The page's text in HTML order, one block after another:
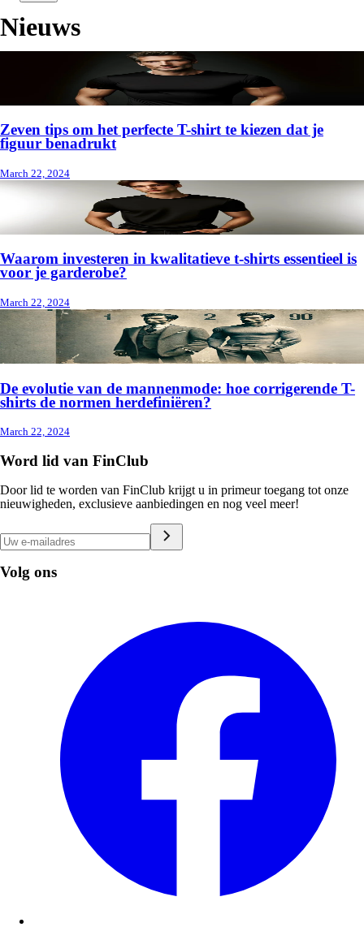
Nieuws
Zeven tips om het perfecte T-shirt te kiezen dat je
figuur benadrukt
March 22, 2024
Waarom investeren in kwalitatieve t-shirts essentieel is
voor je garderobe?
March 22, 2024
De evolutie van de mannenmode: hoe corrigerende T-
shirts de normen herdefiniëren?
March 22, 2024
Word lid van FinClub
Door lid te worden van FinClub krijgt u in primeur toegang tot onze
nieuwigheden, exclusieve aanbiedingen en nog veel meer!
Volg ons